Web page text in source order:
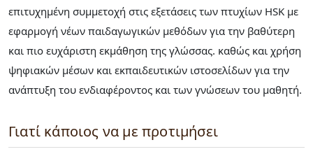
επιτυχημένη συμμετοχή στις εξετάσεις των πτυχίων HSK με
εφαρμογή νέων παιδαγωγικών μεθόδων για την βαθύτερη
και πιο ευχάριστη εκμάθηση της γλώσσας. καθώς και χρήση
ψηφιακών μέσων και εκπαιδευτικών ιστοσελίδων για την
ανάπτυξη του ενδιαφέροντος και των γνώσεων του μαθητή.
Γιατί κάποιος να με προτιμήσει